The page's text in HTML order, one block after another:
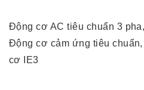
Động cơ AC tiêu chuẩn 3
Động cơ cảm ứng tiêu
cơ IE3